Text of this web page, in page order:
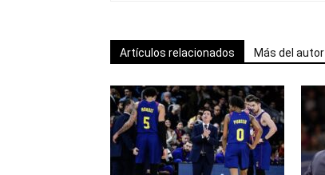
Artículos relacionados Más del autor